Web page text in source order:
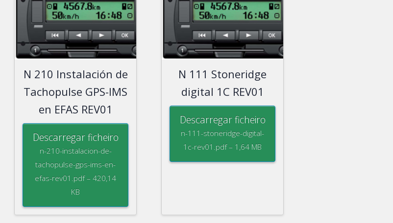
N 210 Instalación de
Tachopulse GPS-IMS
en EFAS REV01
Descarregar ficheiro
n-210-instalacion-de-
tachopulse-gps-ims-en-
efas-rev01.pdf – 420,14
KB
N 111 Stoneridge
digital 1C REV01
Descarregar ficheiro
n-111-stoneridge-digital-
1c-rev01.pdf – 1,64 MB